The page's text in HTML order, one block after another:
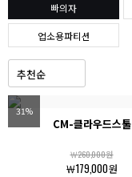
빠의자
업소용파티션
31%
CM-클라우드스툴
￦260,000원
￦179,000원